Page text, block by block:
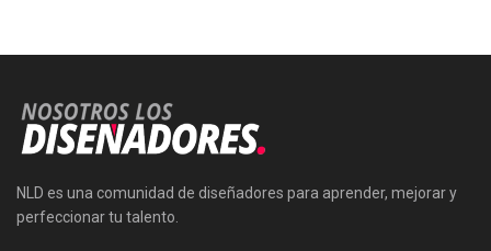
NLD es una comunidad de diseñadores para aprender, mejorar y
perfeccionar tu talento.